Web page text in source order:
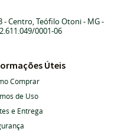
-Centro, Teófilo Otoni- MG-
0001-06
Úteis
Comprar
de Uso
e Entrega